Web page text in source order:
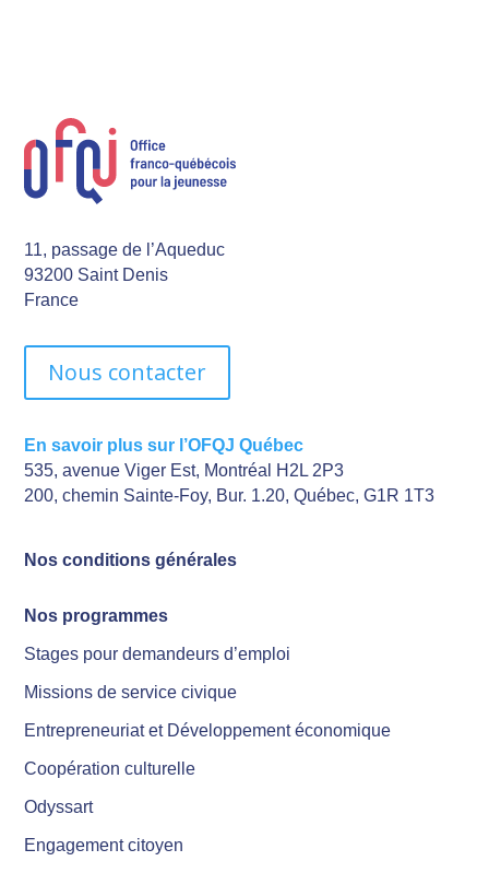
11, passage de l’Aqueduc
93200 Saint Denis
France
Nous contacter
En savoir plus sur l’OFQJ Québec
535, avenue Viger Est, Montréal H2L 2P3
200, chemin Sainte-Foy, Bur. 1.20, Québec, G1R 1T3
Nos conditions générales
Nos programmes
Stages pour demandeurs d’emploi
Missions de service civique
Entrepreneuriat et Développement économique
Coopération culturelle
Odyssart
Engagement citoyen